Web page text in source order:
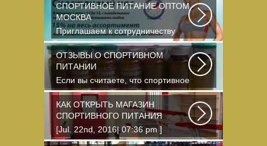
СПОРТИВНОЕ ПИТАНИЕ ОПТОМ
МОСКВА
Приглашаем к сотрудничеству
организации, занимающихся
продажей спортивного...
ОТЗЫВЫ О СПОРТИВНОМ
ПИТАНИИ
Если вы считаете, что спортивное
питание — это стероиды и
протеин в шприцах...
КАК ОТКРЫТЬ МАГАЗИН
СПОРТИВНОГО ПИТАНИЯ
[Jul. 22nd, 2016| 07:36 pm ]
dkphoto Что-то я окончательно